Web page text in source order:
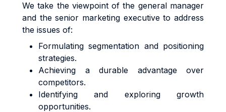
We take the viewpoint of the general manager
and the senior marketing executive to address
the issues of:
Formulating segmentation and positioning
strategies.
Achieving a durable advantage over
competitors.
Identifying and exploring growth
opportunities.